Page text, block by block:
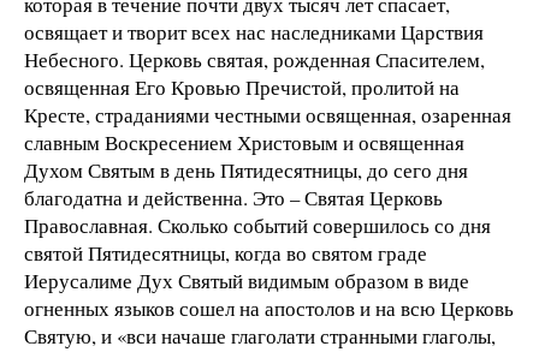
освящает и творит всех нас наследниками Царствия
Небесного. Церковь святая, рожденная Спасителем,
освященная Его Кровью Пречистой, пролитой на
Кресте, страданиями честными освященная, озаренная
славным Воскресением Христовым и освященная
Духом Святым в день Пятидесятницы, до сего дня
благодатна и действенна. Это – Святая Церковь
Православная. Сколько событий совершилось со дня
святой Пятидесятницы, когда во святом граде
Иерусалиме Дух Святый видимым образом в виде
огненных языков сошел на апостолов и на всю Церковь
Святую, и «вси начаше глаголати странными глаголы,